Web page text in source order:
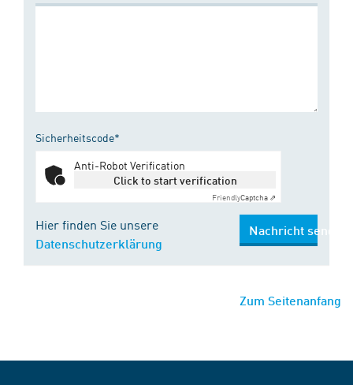
Sicherheitscode*
Anti-Robot Verification
Click to start verification
FriendlyCaptcha ⇗
Hier finden Sie unsere
Datenschutzerklärung
Nachricht senden
Zum Seitenanfang